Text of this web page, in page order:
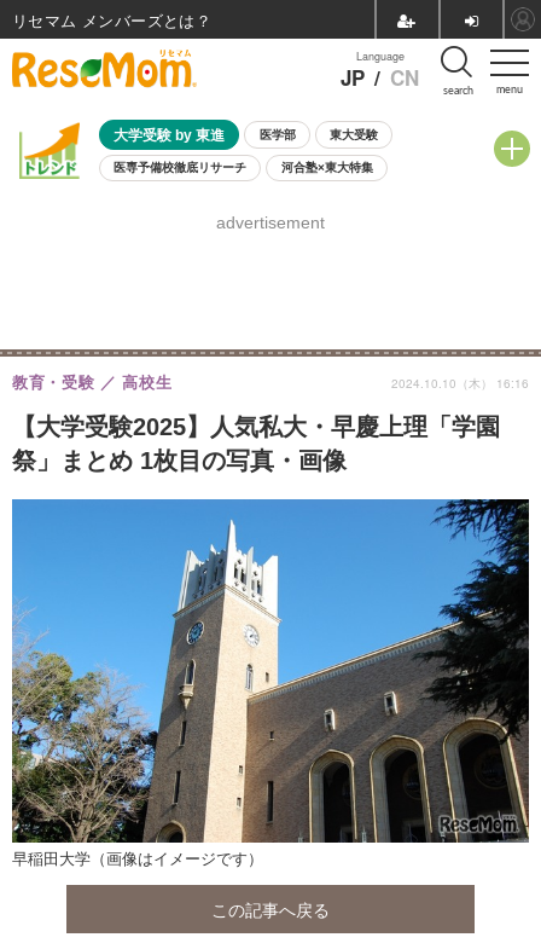
menu
Language
JP / CN search
大学受験 by 東進 医学部 東大受験
医専予備校徹底リサーチ 河合塾×東大特集
8月開催学校説明会・相談会
advertisement
【大学受験2025】人気私大・早慶上理「学園
祭」まとめ 1枚目の写真・画像
教育・受験 高校生 2024.10.10（木） 16:16
早稲田大学（画像はイメージです）
この記事へ戻る
リセマム メンバーズ